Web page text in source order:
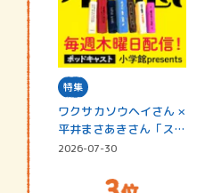
特集
ワクサカソウヘイさん ×
平井まさあきさん「スペ
シャ…
2026-07-30